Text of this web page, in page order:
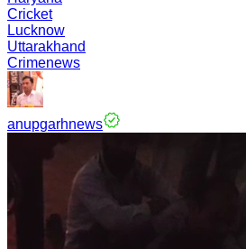
Cricket
Lucknow
Uttarakhand
Crimenews
anupgarhnews